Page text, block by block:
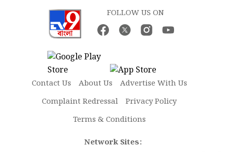
FOLLOW US ON
Contact Us About Us
Advertise With Us
Complaint Redressal
Privacy Policy
Terms & Conditions
Network Sites: